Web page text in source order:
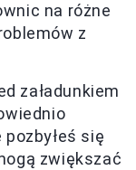
na różne
z
załadunkiem
się
zwiększać